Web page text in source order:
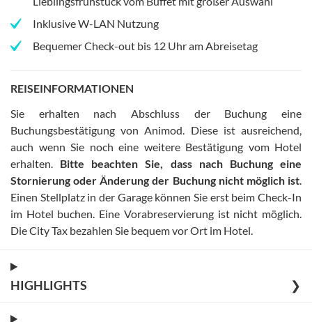
Inklusive W-LAN Nutzung
Bequemer Check-out bis 12 Uhr am Abreisetag
REISEINFORMATIONEN
Sie erhalten nach Abschluss der Buchung eine
Buchungsbestätigung von Animod. Diese ist ausreichend,
auch wenn Sie noch eine weitere Bestätigung vom Hotel
erhalten
Bitte beachten Sie, dass nach Buchung eine
Stornierung oder Änderung der Buchung nicht möglich ist
Einen Stellplatz in der Garage können Sie erst beim Check-In
im Hotel buchen. Eine Vorabreservierung ist nicht möglich
Die City Tax bezahlen Sie bequem vor Ort im Hotel
HIGHLIGHTS ❯